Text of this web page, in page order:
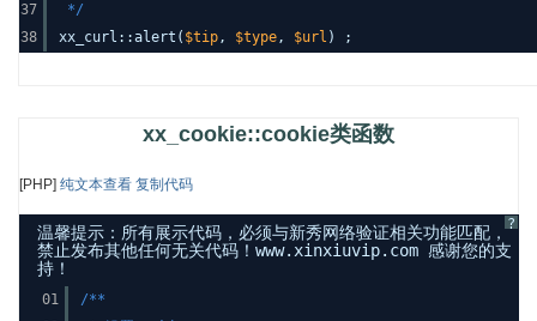
37
38
*/
xx_curl::alert( $tip, $type, $url ) ;
xx_cookie::cookie类函数
[PHP] 纯文本查看 复制代码
?
温馨提示：所有展示代码，必须与新秀网络验证相关功能匹配，
禁止发布其他任何无关代码！www.xinxiuvip.com 感谢您的支
持！
01
/**